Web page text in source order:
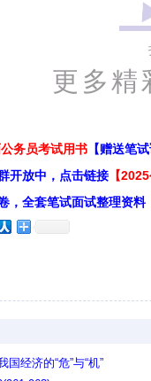
更多精
务员考试用书 【赠送笔
开放中，点击链接 【
，全套笔试面试整理资料
经济的“危”与“机”